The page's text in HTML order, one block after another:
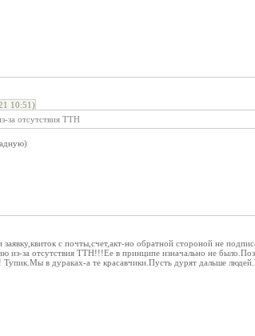
10:51)
за отсутствия ТТН
с почты,счет,акт-но обратной стороной не
из-за отсутствия ТТН!!!Ее в принципе изначально не
в дураках-а те красавчики.Пусть дурят дальше